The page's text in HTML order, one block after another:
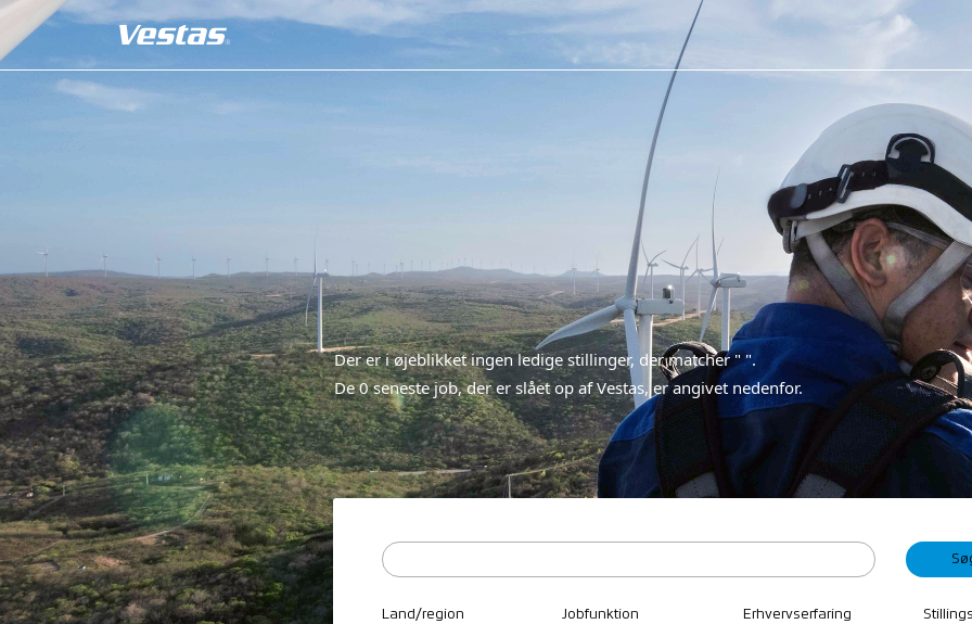
Der er i øjeblikket ingen ledige stillinger, der matcher "".
De 0 seneste job, der er slået op af Vestas, er angivet nedenfor.
Land/region Jobfunktion Erhvervserfaring